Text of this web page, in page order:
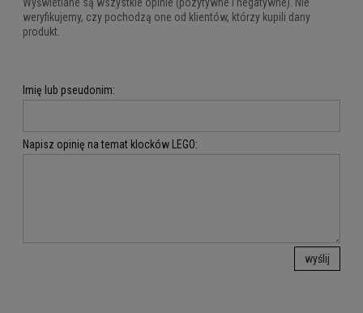
weryfikujemy, czy pochodzą one od klientów, którzy kupili dany
produkt.
Imię lub pseudonim:
Napisz opinię na temat klocków LEGO:
wyślij